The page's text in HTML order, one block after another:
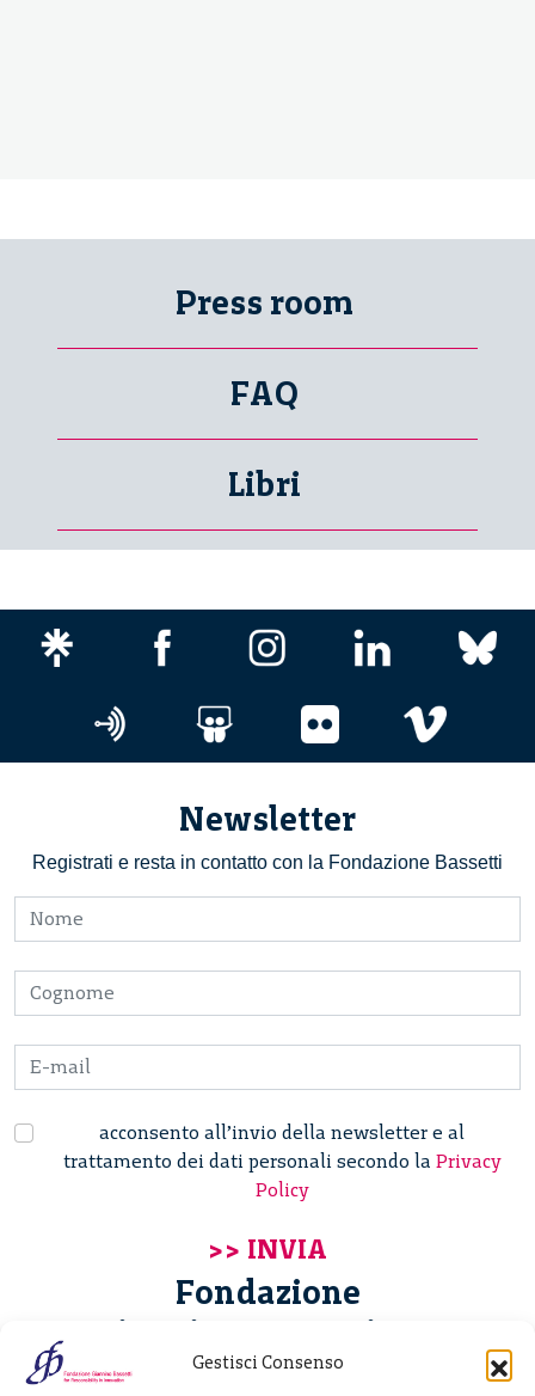
Gestisci Consenso
Press room
FAQ
Libri
Newsletter
Registrati e resta in contatto con la Fondazione Bassetti
acconsento all’invio della newsletter e al
trattamento dei dati personali secondo la Privacy
Policy
Fondazione
Giannino Bassetti ETS